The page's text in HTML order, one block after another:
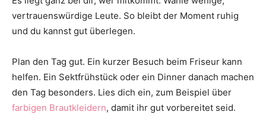
vertrauenswürdige Leute. So bleibt der Moment ruhig
und du kannst gut überlegen.
Plan den Tag gut. Ein kurzer Besuch beim Friseur kann
helfen. Ein Sektfrühstück oder ein Dinner danach machen
den Tag besonders. Lies dich ein, zum Beispiel über
farbigen Brautkleidern, damit ihr gut vorbereitet seid.